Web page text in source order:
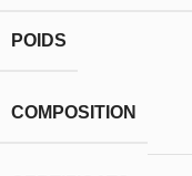
POIDS
COMPOSITION